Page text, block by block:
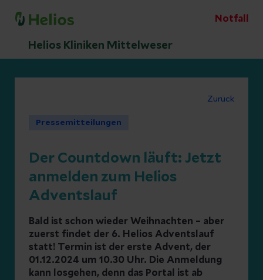
Notfall
Helios Kliniken Mittelweser
Zurück
Pressemitteilungen
Der Countdown läuft: Jetzt
anmelden zum Helios
Adventslauf
Bald ist schon wieder Weihnachten – aber
zuerst findet der 6. Helios Adventslauf
statt! Termin ist der erste Advent, der
01.12.2024 um 10.30 Uhr. Die Anmeldung
kann losgehen, denn das Portal ist ab